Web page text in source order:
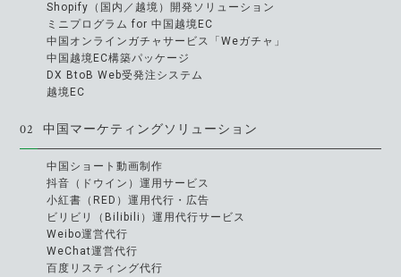
Shopify（国内／越境）開発ソリューション
ミニプログラム for 中国越境EC
中国オンラインガチャサービス「Weガチャ」
中国越境EC構築パッケージ
DX BtoB Web受発注システム
越境EC
02 中国マーケティングソリューション
中国ショート動画制作
抖音（ドウイン）運用サービス
小紅書（RED）運用代行・広告
ビリビリ（Bilibili）運用代行サービス
Weibo運営代行
WeChat運営代行
百度リスティング代行